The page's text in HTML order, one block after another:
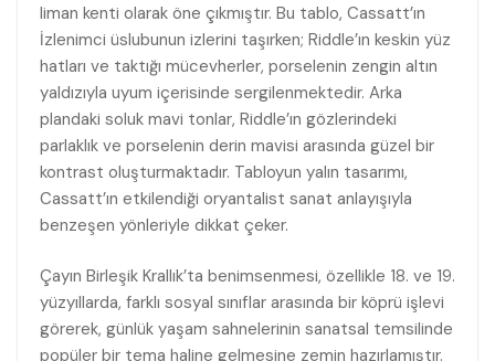
liman kenti olarak öne çıkmıştır. Bu tablo, Cassatt’ın
İzlenimci üslubunun izlerini taşırken; Riddle’ın keskin yüz
hatları ve taktığı mücevherler, porselenin zengin altın
yaldızıyla uyum içerisinde sergilenmektedir. Arka
plandaki soluk mavi tonlar, Riddle’ın gözlerindeki
parlaklık ve porselenin derin mavisi arasında güzel bir
kontrast oluşturmaktadır. Tabloyun yalın tasarımı,
Cassatt’ın etkilendiği oryantalist sanat anlayışıyla
benzeşen yönleriyle dikkat çeker.
Çayın Birleşik Krallık’ta benimsenmesi, özellikle 18. ve 19.
yüzyıllarda, farklı sosyal sınıflar arasında bir köprü işlevi
görerek, günlük yaşam sahnelerinin sanatsal temsilinde
popüler bir tema haline gelmesine zemin hazırlamıştır.